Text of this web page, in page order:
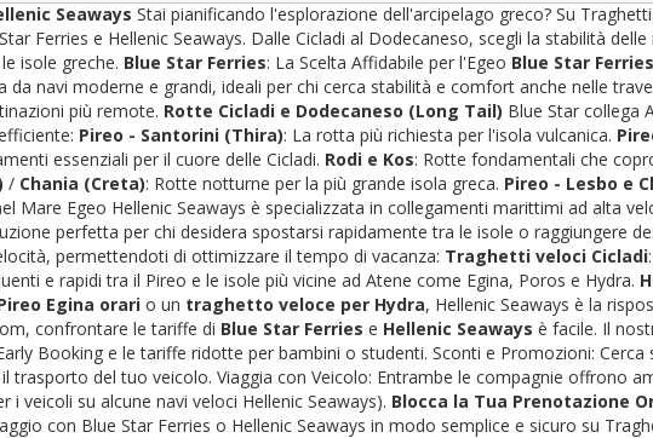
Seaways Stai pianificando l'esplorazione dell'arcipelago greco? Su
Ferries e Hellenic Seaways. Dalle Cicladi al Dodecaneso, scegli la stabilità
isole greche. Blue Star Ferries: La Scelta Affidabile per l'Egeo Blue Star Ferries
navi moderne e grandi, ideali per chi cerca stabilità e comfort anche nelle
più remote. Rotte Cicladi e Dodecaneso (Long Tail) Blue Star collega
Pireo - Santorini (Thira): La rotta più richiesta per l'isola vulcanica.
essenziali per il cuore delle Cicladi. Rodi e Kos: Rotte fondamentali che
/ Chania (Creta): Rotte notturne per la più grande isola greca. Pireo - Lesbo e
Mare Egeo Hellenic Seaways è specializzata in collegamenti marittimi ad alta
perfetta per chi desidera spostarsi rapidamente tra le isole o raggiungere
permettendoti di ottimizzare il tempo di vacanza: Traghetti veloci Cicladi
e rapidi tra il Pireo e le isole più vicine ad Atene come Egina, Poros e Hydra.
Egina orari o un traghetto veloce per Hydra, Hellenic Seaways è la
confrontare le tariffe di Blue Star Ferries e Hellenic Seaways è facile. Il
Booking e le tariffe ridotte per bambini o studenti. Sconti e Promozioni: Cerca
trasporto del tuo veicolo. Viaggia con Veicolo: Entrambe le compagnie offrono
i veicoli su alcune navi veloci Hellenic Seaways). Blocca la Tua Prenotazione
con Blue Star Ferries o Hellenic Seaways in modo semplice e sicuro su